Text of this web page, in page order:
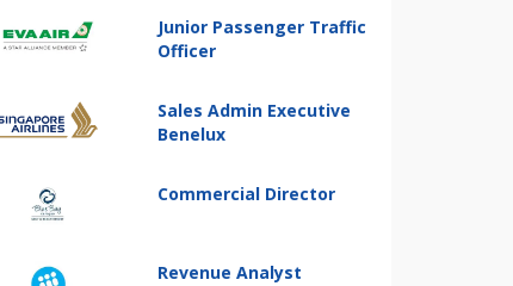
Junior Passenger Traffic
Officer
Sales Admin Executive
Benelux
Commercial Director
Revenue Analyst